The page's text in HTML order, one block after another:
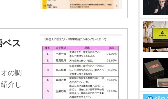
ベス
の調
介し